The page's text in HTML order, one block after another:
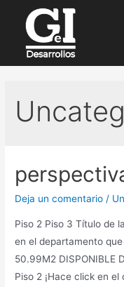
Deja un comentario /
Piso 2 Piso 3 Título de
en el departamento
50.99M2 DISPONIBLE
Piso 2 ¡Hace click en